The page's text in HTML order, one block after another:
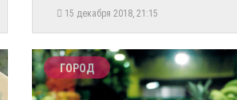
15 декабря 2018, 21:15
ГОРОД